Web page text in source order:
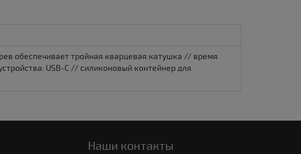
обеспечивает тройная кварцевая катушка // время
USB-C // силиконовый контейнер для
Наши контакты